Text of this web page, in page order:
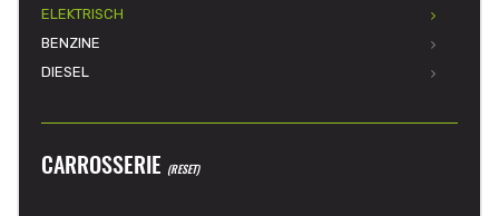
ELEKTRISCH
BENZINE
DIESEL
CARROSSERIE (RESET)